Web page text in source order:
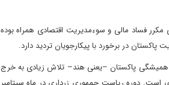
فساد مالی و سوءمدیریت اقتصادی همراه بوده
در برخورد با پیکارجویان تردید دارد.
همیشگی پاکستان –یعنی هند– تلاش زیادی به خرج